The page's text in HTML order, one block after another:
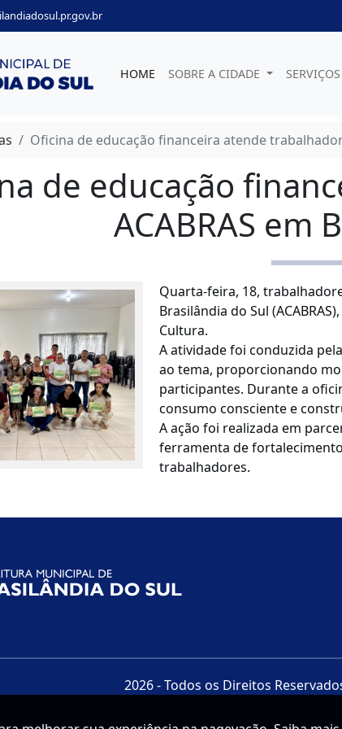
HOME SOBRE A CIDADE SERVIÇOS
Oficina de educação financeira atende
de educação
ACABRAS em
Quarta-feira, 18,
Brasilândia do Sul
Cultura.
A atividade foi conduzida
ao tema, proporcionando
participantes. Durante a
consumo consciente e
A ação foi realizada em
ferramenta de
trabalhadores.
2026 - Todos os Direitos